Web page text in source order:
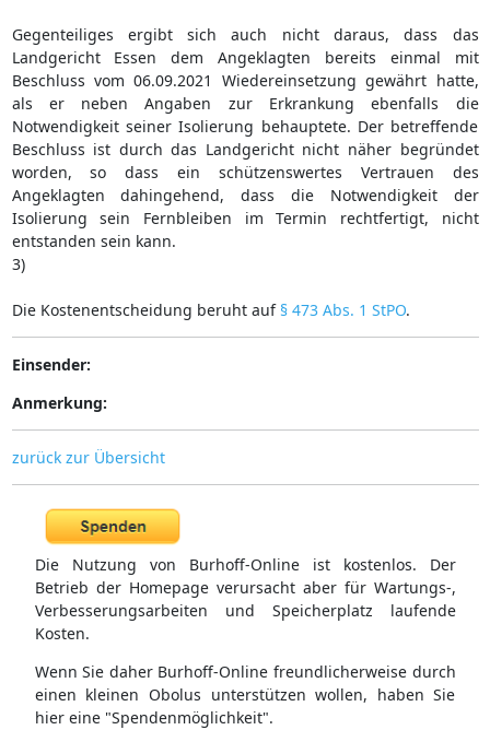
Gegenteiliges ergibt sich auch nicht daraus, dass das
Landgericht Essen dem Angeklagten bereits einmal mit
Beschluss vom 06.09.2021 Wiedereinsetzung gewährt hatte,
als er neben Angaben zur Erkrankung ebenfalls die
Notwendigkeit seiner Isolierung behauptete. Der betreffende
Beschluss ist durch das Landgericht nicht näher begründet
worden, so dass ein schützenswertes Vertrauen des
Angeklagten dahingehend, dass die Notwendigkeit der
Isolierung sein Fernbleiben im Termin rechtfertigt, nicht
entstanden sein kann.
3)
Die Kostenentscheidung beruht auf § 473 Abs. 1 StPO.
Einsender:
Anmerkung:
zurück zur Übersicht
Die Nutzung von Burhoff-Online ist kostenlos. Der
Betrieb der Homepage verursacht aber für Wartungs-,
Verbesserungsarbeiten und Speicherplatz laufende
Kosten.
Wenn Sie daher Burhoff-Online freundlicherweise durch
einen kleinen Obolus unterstützen wollen, haben Sie
hier eine "Spendenmöglichkeit".